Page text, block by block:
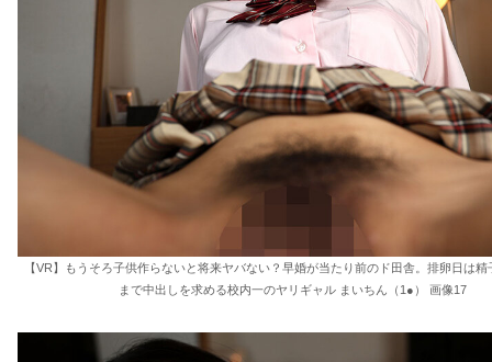
【VR】もうそろ子供作らないと将来ヤバない？早婚が当たり前のド田舎。排卵日は精
まで中出しを求める校内一のヤリギャル まいちん（1●） 画像17